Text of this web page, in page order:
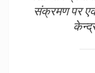
संक्रमण पर